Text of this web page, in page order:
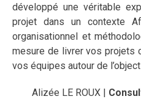
développé une véritable
projet dans un contexte
organisationnel et
mesure de livrer vos projets
vos équipes autour de
Alizée LE ROUX |